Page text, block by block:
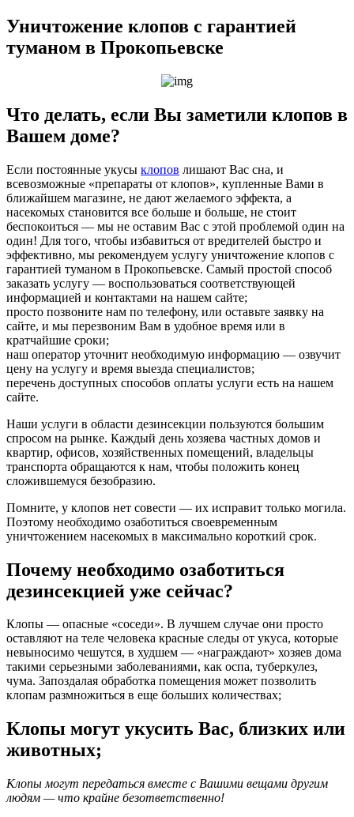
Уничтожение клопов с гарантией
туманом в Прокопьевске
Что делать, если Вы заметили клопов в
Вашем доме?
Если постоянные укусы клопов лишают Вас сна, и
всевозможные «препараты от клопов», купленные Вами в
ближайшем магазине, не дают желаемого эффекта, а
насекомых становится все больше и больше, не стоит
беспокоиться — мы не оставим Вас с этой проблемой один на
один! Для того, чтобы избавиться от вредителей быстро и
эффективно, мы рекомендуем услугу уничтожение клопов с
гарантией туманом в Прокопьевске. Самый простой способ
заказать услугу — воспользоваться соответствующей
информацией и контактами на нашем сайте;
просто позвоните нам по телефону, или оставьте заявку на
сайте, и мы перезвоним Вам в удобное время или в
кратчайшие сроки;
наш оператор уточнит необходимую информацию — озвучит
цену на услугу и время выезда специалистов;
перечень доступных способов оплаты услуги есть на нашем
сайте.
Наши услуги в области дезинсекции пользуются большим
спросом на рынке. Каждый день хозяева частных домов и
квартир, офисов, хозяйственных помещений, владельцы
транспорта обращаются к нам, чтобы положить конец
сложившемуся безобразию.
Помните, у клопов нет совести — их исправит только могила.
Поэтому необходимо озаботиться своевременным
уничтожением насекомых в максимально короткий срок.
Почему необходимо озаботиться
дезинсекцией уже сейчас?
Клопы — опасные «соседи». В лучшем случае они просто
оставляют на теле человека красные следы от укуса, которые
невыносимо чешутся, в худшем — «награждают» хозяев дома
такими серьезными заболеваниями, как оспа, туберкулез,
чума. Запоздалая обработка помещения может позволить
клопам размножиться в еще больших количествах;
Клопы могут укусить Вас, близких или
животных;
Клопы могут передаться вместе с Вашими вещами другим
людям — что крайне безответственно!